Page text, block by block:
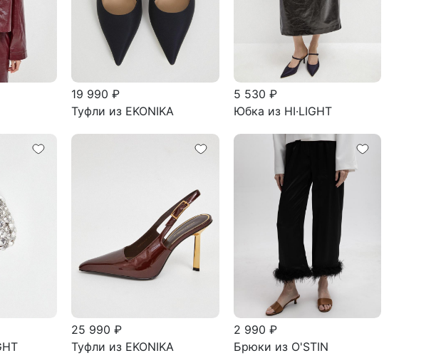
19 990 ₽
Туфли из EKONIKA
5 530 ₽
Юбка из HI·LIGHT
25 990 ₽
Туфли из EKONIKA
2 990 ₽
Брюки из O'STIN